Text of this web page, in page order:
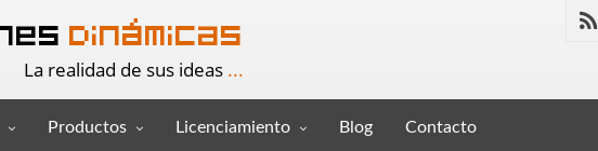
Dinámicas
La realidad de sus ideas ...
Productos Licenciamiento Blog Contacto